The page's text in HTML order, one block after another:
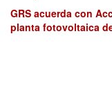
GRS acuerda con
planta fotovoltaica